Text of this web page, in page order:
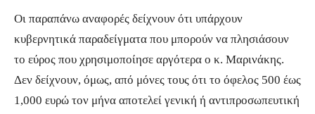
Οι παραπάνω αναφορές δείχνουν ότι υπάρχουν
κυβερνητικά παραδείγματα που μπορούν να πλησιάσουν
το εύρος που χρησιμοποίησε αργότερα ο κ. Μαρινάκης.
Δεν δείχνουν, όμως, από μόνες τους ότι το όφελος 500 έως
1,000 ευρώ τον μήνα αποτελεί γενική ή αντιπροσωπευτική